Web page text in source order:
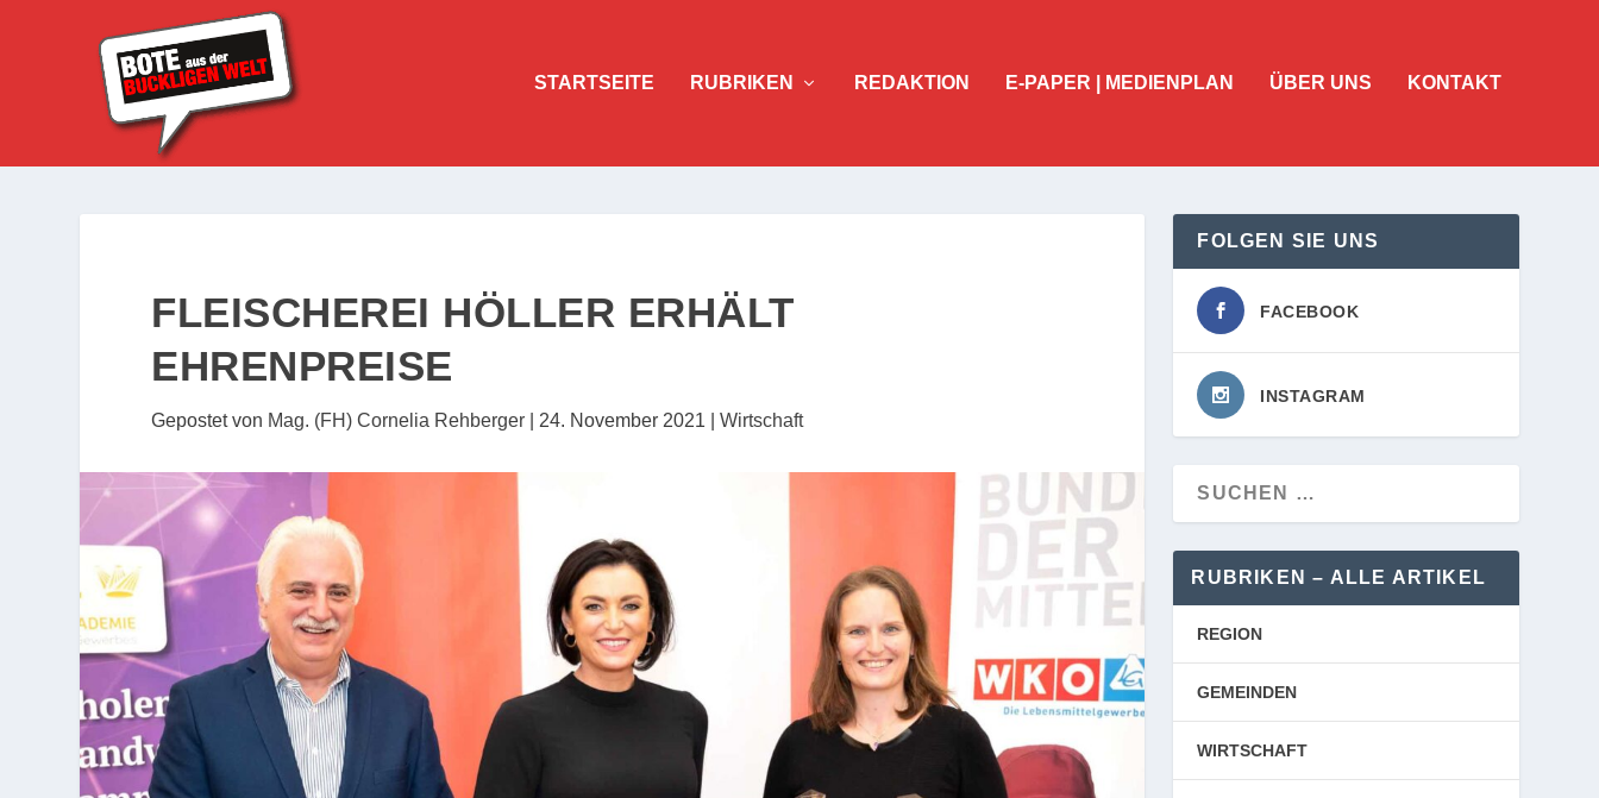
STARTSEITE RUBRIKEN REDAKTION E-PAPER | MEDIENPLAN ÜBER UNS KONTAKT
FLEISCHEREI HÖLLER ERHÄLT
EHRENPREISE
Gepostet von Mag. (FH) Cornelia Rehberger 24. November 2021 |Wirtschaft
FOLGEN SIE UNS
FACEBOOK
INSTAGRAM
RUBRIKEN – ALLE ARTIKEL
REGION
GEMEINDEN
WIRTSCHAFT